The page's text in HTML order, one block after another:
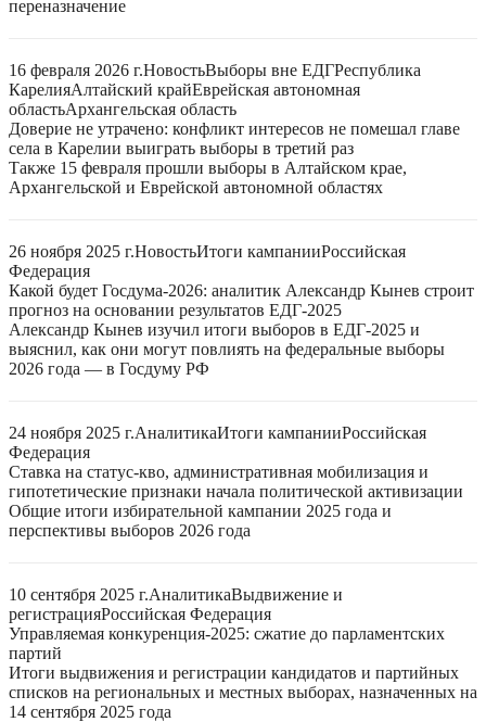
переназначение
16 февраля 2026 г.НовостьВыборы вне ЕДГРеспублика
КарелияАлтайский крайЕврейская автономная
областьАрхангельская область
Доверие не утрачено: конфликт интересов не помешал главе
села в Карелии выиграть выборы в третий раз
Также 15 февраля прошли выборы в Алтайском крае,
Архангельской и Еврейской автономной областях
26 ноября 2025 г.НовостьИтоги кампанииРоссийская
Федерация
Какой будет Госдума-2026: аналитик Александр Кынев строит
прогноз на основании результатов ЕДГ-2025
Александр Кынев изучил итоги выборов в ЕДГ-2025 и
выяснил, как они могут повлиять на федеральные выборы
2026 года — в Госдуму РФ
24 ноября 2025 г.АналитикаИтоги кампанииРоссийская
Федерация
Ставка на статус-кво, административная мобилизация и
гипотетические признаки начала политической активизации
Общие итоги избирательной кампании 2025 года и
перспективы выборов 2026 года
10 сентября 2025 г.АналитикаВыдвижение и
регистрацияРоссийская Федерация
Управляемая конкуренция-2025: сжатие до парламентских
партий
Итоги выдвижения и регистрации кандидатов и партийных
списков на региональных и местных выборах, назначенных на
14 сентября 2025 года